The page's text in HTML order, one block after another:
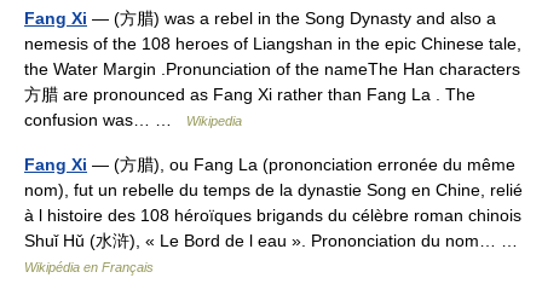
Fang Xi — (方腊) was a rebel in the Song Dynasty and also a
nemesis of the 108 heroes of Liangshan in the epic Chinese tale,
the Water Margin .Pronunciation of the nameThe Han characters
方腊 are pronounced as Fang Xi rather than Fang La . The
confusion was… …
Wikipedia
Fang Xi — (方腊), ou Fang La (prononciation erronée du même
nom), fut un rebelle du temps de la dynastie Song en Chine, relié
à l histoire des 108 héroïques brigands du célèbre roman chinois
Shuǐ Hǔ (水浒), « Le Bord de l eau ». Prononciation du nom… …
Wikipédia en Français